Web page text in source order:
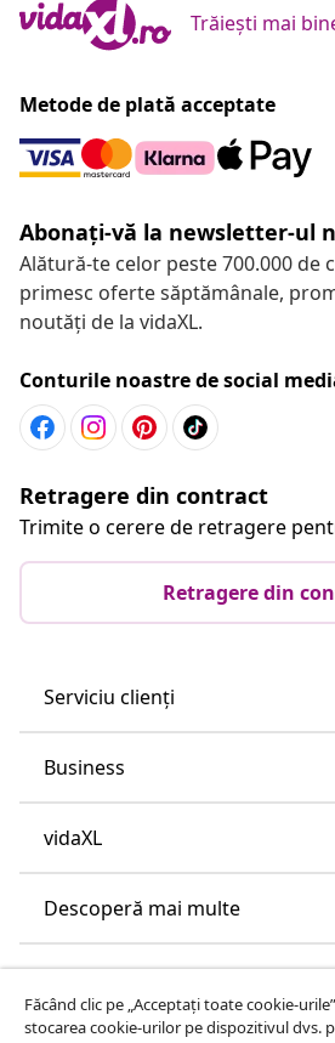
Trăiești mai
Metode de plată acceptate
Abonați-vă la newsletter-ul
Alătură-te celor peste 700.000 de
primesc oferte săptămânale,
noutăți de la vidaXL.
Conturile noastre de social
Retragere din contract
Trimite o cerere de retragere
Retragere din
Serviciu clienți
Business
vidaXL
Descoperă mai multe
Făcând clic pe „Acceptați toate cookie-
stocarea cookie-urilor pe dispozitivul dvs.